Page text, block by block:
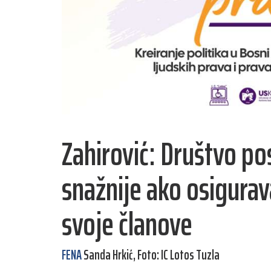
Zahirović: Društvo
snažnije ako
svoje članove
FENASanda Hrkić, Foto: IC Lotos Tuzla